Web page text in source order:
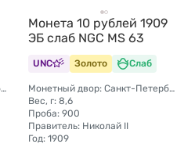
Монетный двор: Санкт-Петербургский монетный двор
Монета 10 рублей 1909
ЭБ слаб NGC MS 63
UNC Золото Слаб
Монетный двор: Санкт-Петербургский монетный двор
Вес, г: 8,6
Проба: 900
Правитель: Николай II
Год: 1909